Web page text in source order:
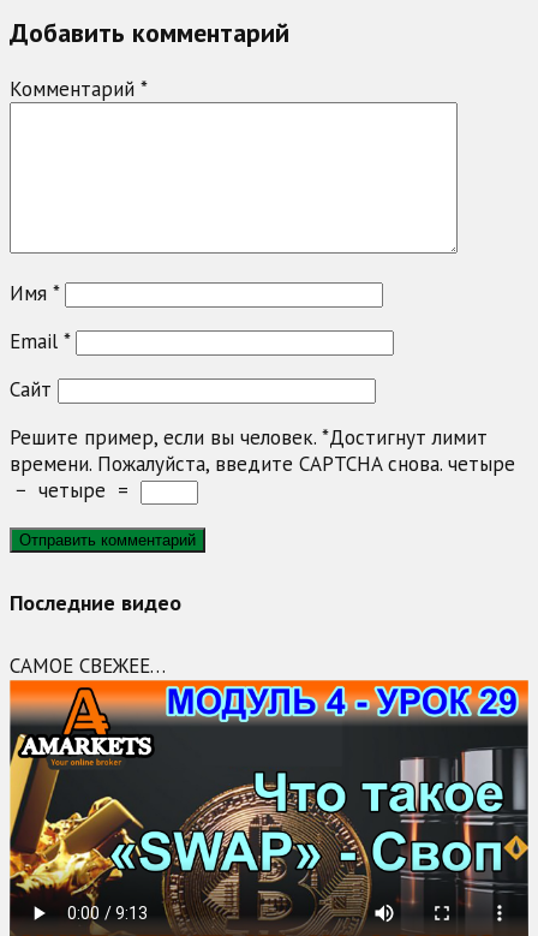
Добавить комментарий
Комментарий *
Имя *
Email *
Сайт
Решите пример, если вы человек. *Достигнут лимит
времени. Пожалуйста, введите CAPTCHA снова. четыре
− четыре =
Последние видео
САМОЕ СВЕЖЕЕ…